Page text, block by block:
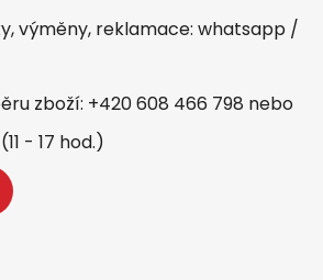
výměny, reklamace: whatsapp /
zboží: +420 608 466 798 nebo
- 17 hod.)